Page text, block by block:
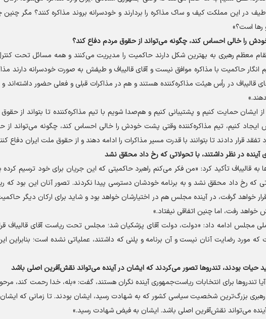
این مملکت کیف و ساک مذاکره را بردارند و خودسرانه بروند مذاکره کنند؟ مگر
رها است؟»
را خالی احساس کند، چگونه می‌تواند از حقوق مردم دفاع کند؟
مقام معظم رهبری به بهترین شکل دارند حاکمیت را مدیریت می‌کنند و همه مسائل تحت
انگار حاکمیت با مذاکره موافق نیست و آقای قالیباف و طیفش به صورت خودسرانه دارند
قالیباف در رأس هیئت مذاکره‌کننده هستند و هم در مذاکرات قبلی و فعلی حضور داشته‌اند
حمایت کنیم و پشتیبانی کنیم و هم‌صدا شویم با تیم مذاکره‌کننده تا بتواند از
ایجاد کنیم، تیم مذاکره‌کننده وقتی پشت خودش را خالی احساس کند، چگونه می‌تواند از
قرار دادند تا بتوانند با قدرت مسیر مذاکرات را ادامه دهند و از حقوق ملت ایران دفاع
آینده در نظر داشتند، با تحولاتی که رخ داد محقق نشد
به قالیباف تأکید کرد: «من فکر می‌کنم راهبرد حاکمیتی که این جریان برای خود ترسیم کرده
که رخ داد محقق نشد و به برنامه خودشان دسترسی پیدا نکردند. تصور آنان این بود
خواهد گرفت، در آینده مجلس هم در اختیارشان خواهد بود و شاید برای ارکان دیگر
رفت، اما چنین اتفاقی نیفتاد.»
مجلس ادامه داد: «دولت، دولت آقای پزشکیان شد؛ مجلس تحت ریاست آقای قالیباف
مورد رضایت آنان نیست و آن برنامه و پلنی که داشتند، عملیاتی نشده است؛ بنابراین
حیات بودند، تندرو‌ها تصور می‌کردند که ایشان در آینده می‌تواند نقش‌آفرین اصلی باشد
تندرو‌ها برای انتخابات ریاست‌جمهوری آینده نگران هستند، گفت: «بله، خدا رحمت کند،
بزرگ‌ترین شخصیت سیاسی کشور که به شهادت رسید، ایشان بودند. تا زمانی که ایشان
می‌تواند نقش‌آفرین اصلی باشد. ایشان به فیض شهادت رسید.»